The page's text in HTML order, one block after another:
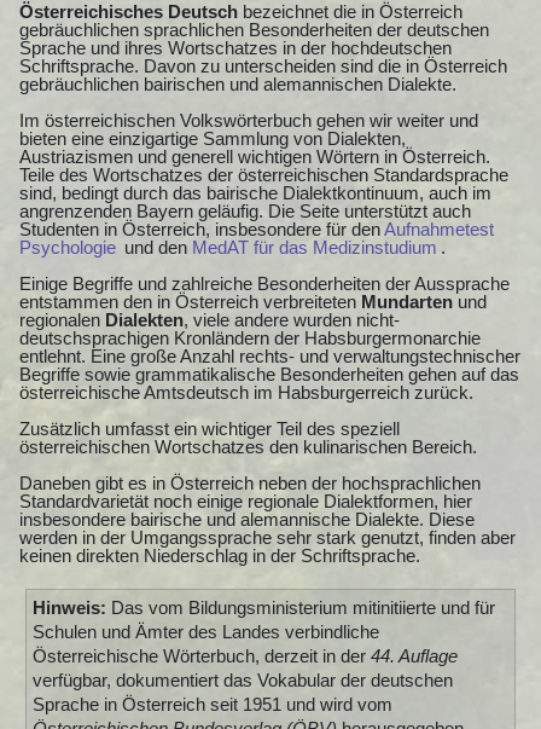
Österreichisches Deutsch bezeichnet die in Österreich
gebräuchlichen sprachlichen Besonderheiten der deutschen
Sprache und ihres Wortschatzes in der hochdeutschen
Schriftsprache. Davon zu unterscheiden sind die in Österreich
gebräuchlichen bairischen und alemannischen Dialekte.
Im österreichischen Volkswörterbuch gehen wir weiter und
bieten eine einzigartige Sammlung von Dialekten,
Austriazismen und generell wichtigen Wörtern in Österreich.
Teile des Wortschatzes der österreichischen Standardsprache
sind, bedingt durch das bairische Dialektkontinuum, auch im
angrenzenden Bayern geläufig. Die Seite unterstützt auch
Studenten in Österreich, insbesondere für denAufnahmetest
Psychologie und den MedAT für das Medizinstudium .
Einige Begriffe und zahlreiche Besonderheiten der Aussprache
entstammen den in Österreich verbreiteten Mundarten und
regionalen Dialekten, viele andere wurden nicht-
deutschsprachigen Kronländern der Habsburgermonarchie
entlehnt. Eine große Anzahl rechts- und verwaltungstechnischer
Begriffe sowie grammatikalische Besonderheiten gehen auf das
österreichische Amtsdeutsch im Habsburgerreich zurück.
Zusätzlich umfasst ein wichtiger Teil des speziell
österreichischen Wortschatzes den kulinarischen Bereich.
Daneben gibt es in Österreich neben der hochsprachlichen
Standardvarietät noch einige regionale Dialektformen, hier
insbesondere bairische und alemannische Dialekte. Diese
werden in der Umgangssprache sehr stark genutzt, finden aber
keinen direkten Niederschlag in der Schriftsprache.
Hinweis: Das vom Bildungsministerium mitinitiierte und für
Schulen und Ämter des Landes verbindliche
Österreichische Wörterbuch, derzeit in der 44. Auflage
verfügbar, dokumentiert das Vokabular der deutschen
Sprache in Österreich seit 1951 und wird vom